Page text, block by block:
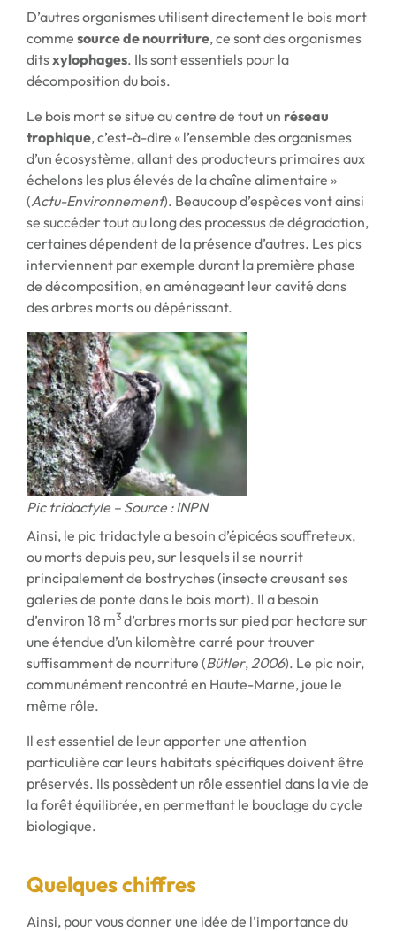
D’autres organismes utilisent directement le bois mort
comme source de nourriture, ce sont des organismes
ditsxylophages. Ils sont essentiels pour la
décomposition du bois.
Le bois mort se situe au centre de tout un réseau
trophique, c’est-à-dire « l’ensemble des organismes
d’un écosystème, allant des producteurs primaires aux
échelons les plus élevés de la chaîne alimentaire »
(Actu-Environnement). Beaucoup d’espèces vont ainsi
se succéder tout au long des processus de dégradation,
certaines dépendent de la présence d’autres. Les pics
interviennent par exemple durant la première phase
de décomposition, en aménageant leur cavité dans
des arbres morts ou dépérissant.
Pic tridactyle – Source : INPN
Ainsi, le pic tridactyle a besoin d’épicéas souffreteux,
ou morts depuis peu, sur lesquels il se nourrit
principalement de bostryches (insecte creusant ses
galeries de ponte dans le bois mort). Il a besoin
d’environ 18 m3 d’arbres morts sur pied par hectare sur
une étendue d’un kilomètre carré pour trouver
suffisamment de nourriture (Bütler,2006). Le pic noir,
communément rencontré en Haute-Marne, joue le
même rôle.
Il est essentiel de leur apporter une attention
particulière car leurs habitats spécifiques doivent être
préservés. Ils possèdent un rôle essentiel dans la vie de
la forêt équilibrée, en permettant le bouclage du cycle
biologique.
Quelques chiffres
Ainsi, pour vous donner une idée de l’importance du